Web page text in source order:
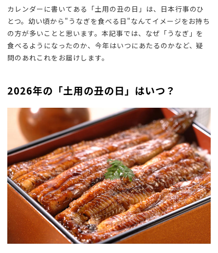
カレンダーに書いてある「土用の丑の日」は、日本行事のひ
とつ。幼い頃から"うなぎを食べる日"なんてイメージをお持ち
の方が多いことと思います。本記事では、なぜ「うなぎ」を
食べるようになったのか、今年はいつにあたるのかなど、疑
問のあれこれをお届けします。
2026年の「土用の丑の日」はいつ？